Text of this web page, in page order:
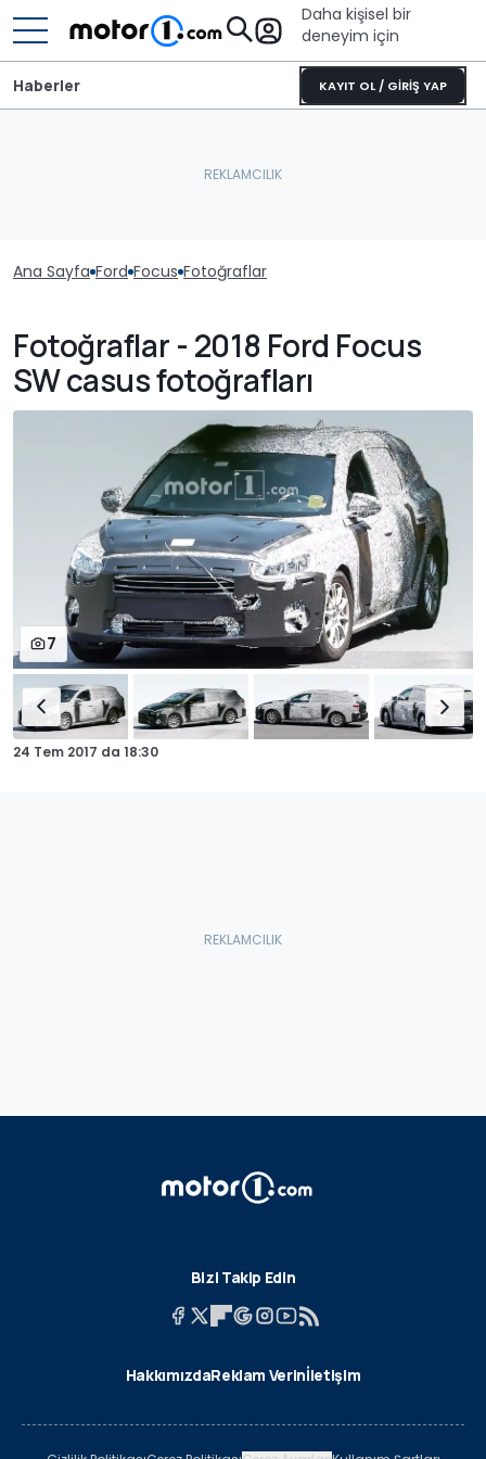
Daha kişisel bir
deneyim için
KAYIT OL / GİRİŞ YAP
Haberler
Ana Sayfa Ford Focus Fotoğraflar
Fotoğraflar - 2018 Ford Focus
SW casus fotoğrafları
7
24 Tem 2017 da 18:30
Bizi Takip Edin
HakkımızdaReklam Verinİletişim